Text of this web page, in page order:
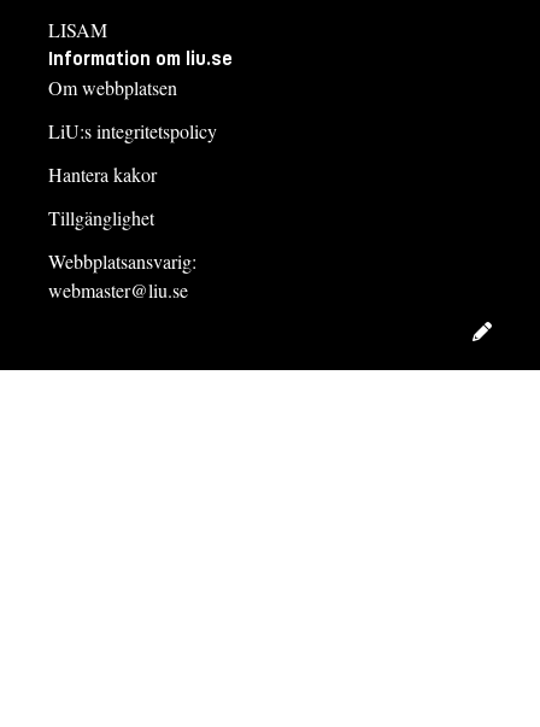
LISAM
Information om liu.se
Om webbplatsen
LiU:s integritetspolicy
Hantera kakor
Tillgänglighet
Webbplatsansvarig:
webmaster@liu.se